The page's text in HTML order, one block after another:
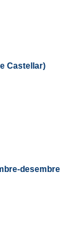
Castellar)
desembre